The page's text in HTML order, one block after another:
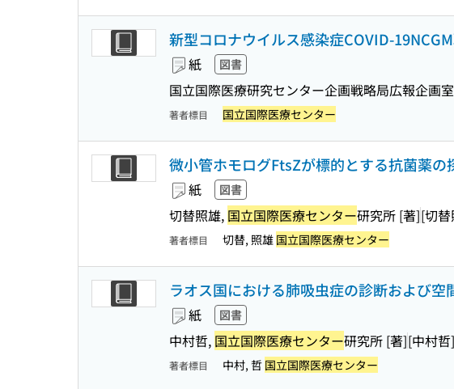
新型コロナウイルス感染症COVID-
紙 図書
国立国際医療研究センター企画戦略局広報企画
著者標目 国立国際医療センター
微小管ホモログFtsZが標的とする抗菌薬の
紙 図書
切替照雄, 国立国際医療センター研究所 [著][切
著者標目 切替, 照雄 国立国際医療センター
ラオス国における肺吸虫症の診断および空
紙 図書
中村哲, 国立国際医療センター研究所 [著][中村哲]
著者標目 中村, 哲 国立国際医療センター